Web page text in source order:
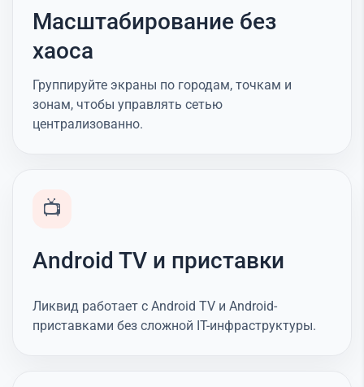
Масштабирование без
хаоса
Группируйте экраны по городам, точкам и
зонам, чтобы управлять сетью
централизованно.
📺
Android TV и приставки
Ликвид работает с Android TV и Android-
приставками без сложной IT-инфраструктуры.